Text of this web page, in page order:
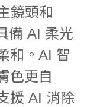
鏡頭和
備 AI 柔光
和。AI 智
色更自
援 AI 消除